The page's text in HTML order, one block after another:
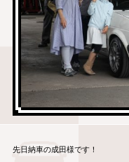
先日納車の成田様です！